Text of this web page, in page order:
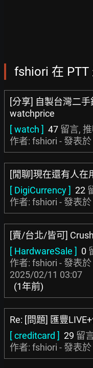
fshiori 在 PTT
[分享] 自製台灣二
watchprice
[ watch ] 47 留言,
作者: fshiori - 發表於
[閒聊]現在還有人在
[ DigiCurrency ] 22
作者: fshiori - 發表於
[賣/台北/皆可]
[ HardwareSale ] 0
作者: fshiori - 發表於
2025/02/11 03:07
(1年前)
Re: [問題] 匯豐
[ creditcard ] 29 留
作者: fshiori - 發表於